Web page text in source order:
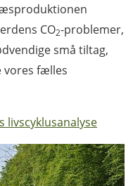
CO2-problemer,
små tiltag,
vores fælles